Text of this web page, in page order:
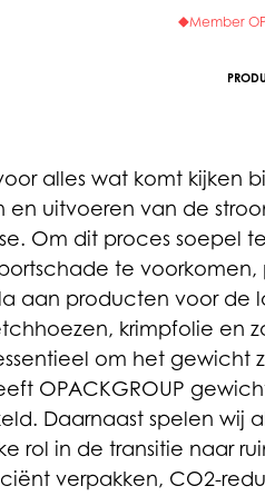
Member
alles wat komt kijken
en uitvoeren van de
Om dit proces soepel
te
aan producten voor de
krimpfolie en
om het gewicht
OPACKGROUP
Daarnaast spelen wij
rol in de transitie naar
verpakken, CO2-